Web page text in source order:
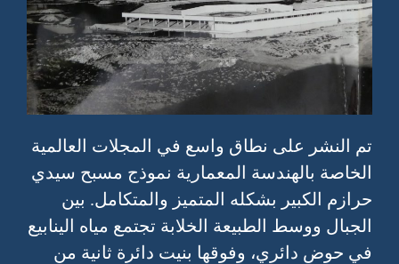
تم النشر على نطاق واسع في المجلات العالمية
الخاصة بالهندسة المعمارية نموذج مسبح سيدي
حرازم الكبير بشكله المتميز والمتكامل. بين
الجبال ووسط الطبيعة الخلابة تجتمع مياه الينابيع
في حوض دائري، وفوقها بنيت دائرة ثانية من